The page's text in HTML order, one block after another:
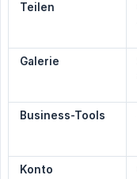
Teilen
Galerie
Business-Tools
Konto